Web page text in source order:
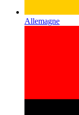
Allemagne